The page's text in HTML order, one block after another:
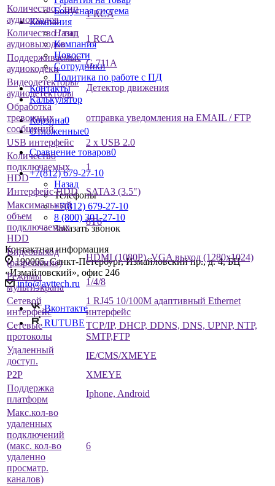
Бонусная система
Компания
Назад
Компания
Новости
Сотрудники
Политика по работе с ПД
Контакты
Калькулятор
Корзина0
Отложенные0
Сравнение товаров0
+7(812) 679-27-10
Назад
Телефоны
+7(812) 679-27-10
8 (800) 301-27-10
Заказать звонок
Контактная информация
190005, Санкт-Петербург, Измайловский пр., д. 4, БЦ
«Измайловский», офис 246
info@avttech.ru
Вконтакте
RUTUBE
Количество / тип
аудиовходов
1 RCA
Количество / тип
аудиовыходов
1 RCA
Поддерживаемые
аудиокодеки
G.711A
Видеодетекторы/
аудиодетекторы
Детектор движения
Обработка
тревожных
сообщений
отправка уведомления на EMAIL / FTP
USB интерфейс
2 x USB 2.0
Количество
подключаемых
HDD
1
Интерфейс HDD
SATA3 (3.5")
Максимальный
объем
подключаемых
HDD
8Тб
Видеовыход
(разрешение)
HDMI (1080P), VGA выход (1280х1024)
Режимы
мультиэкрана
1/4/8
Сетевой
интерфейс
1 RJ45 10/100М адаптивный Ethernet
интерфейс
Сетевые
протоколы
TCP/IP, DHCP, DDNS, DNS, UPNP, NTP,
SMTP,FTP
Удаленный
доступ.
IE/CMS/XMEYE
P2P
XMEYE
Поддержка
платформ
Iphone, Android
Макс.кол-во
удаленных
подключений
(макс. кол-во
удаленно
просматр.
каналов)
6